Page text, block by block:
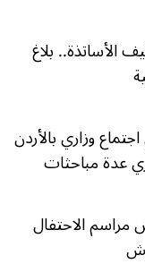
الأساتذة.. بلاغ
وزاري بالأردن
عدة مباحثات
مراسم الاحتفال